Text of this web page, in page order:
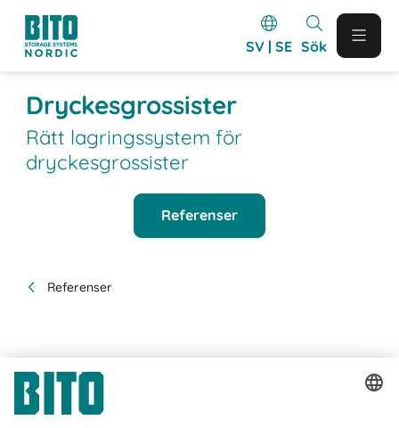
SV | SE Sök
Dryckesgrossister
Rätt lagringssystem för
dryckesgrossister
Referenser
Referenser
Genomförda projekt inom
livsmedelssektorn